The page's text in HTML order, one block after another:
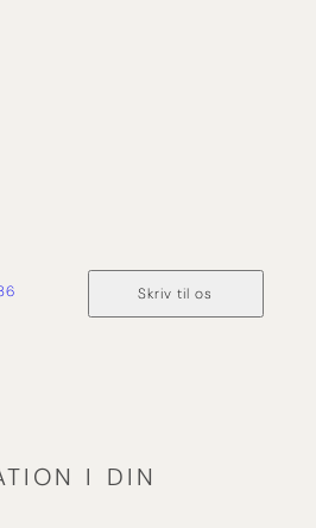
Skriv til os
I DIN